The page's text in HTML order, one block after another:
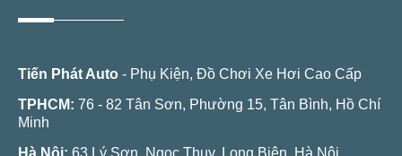
Tiến Phát Auto - Phụ Kiện, Đồ Chơi Xe Hơi Cao Cấp
TPHCM: 76 - 82 Tân Sơn, Phường 15, Tân Bình, Hồ Chí
Minh
Hà Nội: 63 Lý Sơn, Ngọc Thụy, Long Biên, Hà Nội